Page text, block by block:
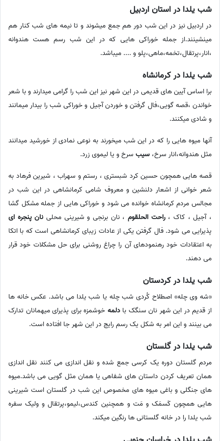
شب یلدا در استان اردبیل
در اردبیل نیز در این شب دور هم جمع میشوند و تا نیمه های شب کنار هم
مینشینند.از جمله خوراکی هایی که در این شب رسم هست هندوانه
،انار،پرتقال،تخمه،ماهی،پلو و .... میباشد.
شب یلدا در کرمانشاه
برا اساس آیین های قدیمی در این شهر نیز این شب را گرامی میدارند و با شعر
خواندن ،قصه گویی،فال گرفتن و خوردن آجیل و خوراکی شب را بیدار میمانند
و شادی میکنند.
آنها میوه هایی را که در این شب میخورند به نوعی نمادی از خورشید میدانند
مثل هندوانه،انار سرخ، سیب سرخ و یا لیموی زرد.
قصه هایی همچون حسین کرد شبستری ، رستم و سهراب ، شیرین فرهاد به
شعر خوانی از اشعار دلنشین و معروف شامی کرمانشاهی در این شب در
مجالس مردم کرمانشاه خوانده می شود و خوراکی هایی از جمله مشکل گشا
، آجیل ، کاک ،راحت الحلقوم، نان برنجی و شیرینی محلی نان پنجره ای
پذیرایی می شود. فال گرفتن یکی از عادات زیبای کرمانشاهی است که با اتکا
به اعتقادات خود رهنمودهای آن را چراغ روشنی برای حل مشکلات خود قرار
می دهند.
شب یلدا در کردستان
«شه وی چله» اصطلاح کُردی شب چله یا شب یلدا می باشد. عکس خانه ها
از قدیم در این شهر نان سنگک بادلمه خوشمزه برای پذیرای میهمانان تدارک
می بینند و این امر به شکل یک رسم رایج در این شهر جا افتاده است.
شب یلدا در گلستان
مردم گلستان دوره یک کرسی جمع شده و نقل اندازی می کنند نقل اندازی
همان تعریف کردن داستان های شفاهی یا همان مثل گویی می باشد.میوه
های جنگلی و باغی میوه های مخصوص این شب در گلستان است شیرینی
هایی همچون کَسمَک و مَت و همچنین کندس،لیمو،پرتقال و ولیک سفره
شب یلدا را در خانه گلستانی ها رنگین میکند.